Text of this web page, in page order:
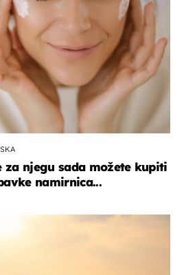
za njegu sada možete kupiti
namirnica...